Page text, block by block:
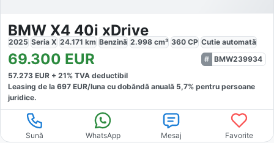
BMW X4 40i xDrive
2025 Seria X 24.171 km Benzină 2.998 cm³ 360 CP Cutie automată
69.300 EUR
BMW239934
57.273 EUR + 21% TVA deductibil
Leasing de la 697 EUR/luna cu dobăndă anuală 5,7% pentru persoane
juridice.
Sună WhatsApp Mesaj Favorite